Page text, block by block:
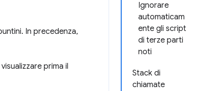
Ignorare
automaticam
ente gli script
di terze parti
noti
Stack di
chiamate
In precedenza,
prima il